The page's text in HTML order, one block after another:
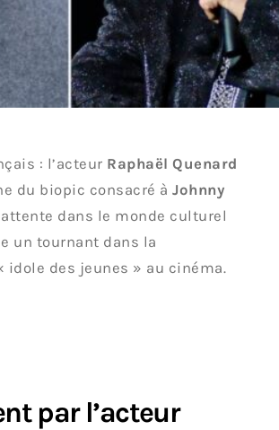
: l’acteur Raphaël Quenard
du biopic consacré à Johnny
dans le monde culturel
un tournant dans la
des jeunes » au cinéma.
par l’acteur